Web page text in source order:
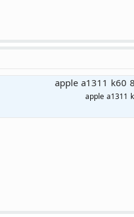
apple a1311 k60
apple a1311